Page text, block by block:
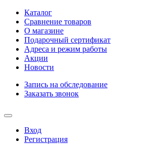
Каталог
Сравнение товаров
О магазине
Подарочный сертификат
Адреса и режим работы
Акции
Новости
Запись на обследование
Заказать звонок
Вход
Регистрация